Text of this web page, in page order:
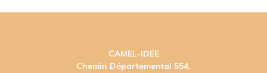
CAMEL-IDÉE
Chemin Départemental 554,